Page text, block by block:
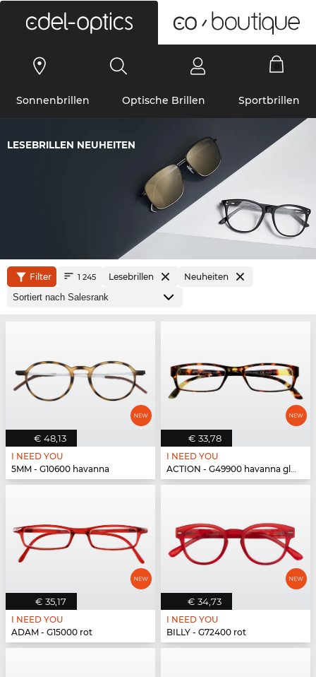
Sonnenbrillen Optische Brillen Sportbrillen
LESEBRILLEN NEUHEITEN
Filter 1 245 Lesebrillen Neuheiten
€ 48,13
I NEED YOU
5MM - G10600 havanna
€ 33,78
I NEED YOU
ACTION - G49900 havanna glänzend
€ 35,17
I NEED YOU
ADAM - G15000 rot
€ 34,73
I NEED YOU
BILLY - G72400 rot